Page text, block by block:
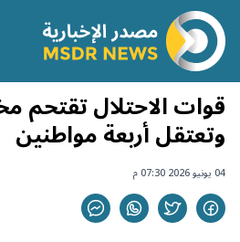
قوات الاحتلال تقتحم
وتعتقل أربعة مواطنين
04 يونيو 2026 07:30 م